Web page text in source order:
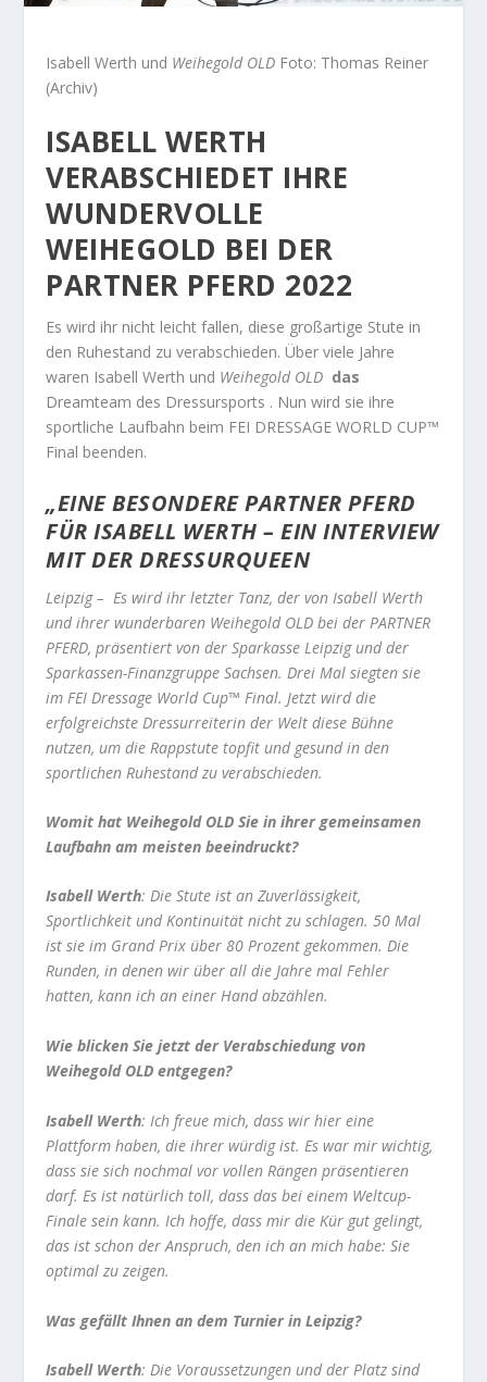
Isabell Werth und Weihegold OLD Foto: Thomas Reiner
(Archiv)
ISABELL WERTH
VERABSCHIEDET IHRE
WUNDERVOLLE
WEIHEGOLD BEI DER
PARTNER PFERD 2022
Es wird ihr nicht leicht fallen, diese großartige Stute in
den Ruhestand zu verabschieden. Über viele Jahre
waren Isabell Werth und Weihegold OLD das
Dreamteam des Dressursports . Nun wird sie ihre
sportliche Laufbahn beim FEI DRESSAGE WORLD CUP™
Final beenden.
„EINE BESONDERE PARTNER PFERD
FÜR ISABELL WERTH – EIN INTERVIEW
MIT DER DRESSURQUEEN
Leipzig – Es wird ihr letzter Tanz, der von Isabell Werth
und ihrer wunderbaren Weihegold OLD bei der PARTNER
PFERD, präsentiert von der Sparkasse Leipzig und der
Sparkassen-Finanzgruppe Sachsen. Drei Mal siegten sie
im FEI Dressage World Cup™ Final. Jetzt wird die
erfolgreichste Dressurreiterin der Welt diese Bühne
nutzen, um die Rappstute topfit und gesund in den
sportlichen Ruhestand zu verabschieden.
Womit hat Weihegold OLD Sie in ihrer gemeinsamen
Laufbahn am meisten beeindruckt?
Isabell Werth: Die Stute ist an Zuverlässigkeit,
Sportlichkeit und Kontinuität nicht zu schlagen. 50 Mal
ist sie im Grand Prix über 80 Prozent gekommen. Die
Runden, in denen wir über all die Jahre mal Fehler
hatten, kann ich an einer Hand abzählen.
Wie blicken Sie jetzt der Verabschiedung von
Weihegold OLD entgegen?
Isabell Werth: Ich freue mich, dass wir hier eine
Plattform haben, die ihrer würdig ist. Es war mir wichtig,
dass sie sich nochmal vor vollen Rängen präsentieren
darf. Es ist natürlich toll, dass das bei einem Weltcup-
Finale sein kann. Ich hoffe, dass mir die Kür gut gelingt,
das ist schon der Anspruch, den ich an mich habe: Sie
optimal zu zeigen.
Was gefällt Ihnen an dem Turnier in Leipzig?
Isabell Werth: Die Voraussetzungen und der Platz sind